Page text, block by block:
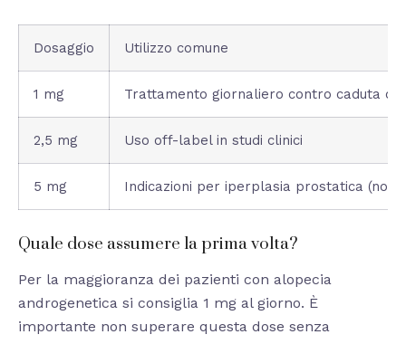
Dosaggio Utilizzo comune
1 mg Trattamento giornaliero contro caduta
2,5 mg Uso off-label in studi clinici
5 mg Indicazioni per iperplasia prostatica (non
Quale dose assumere la prima volta?
Per la maggioranza dei pazienti con alopecia
androgenetica si consiglia 1 mg al giorno. È
importante non superare questa dose senza